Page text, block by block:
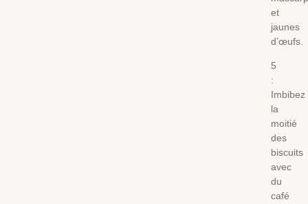
et
jaunes
d’œufs.
5
:
Imbibez
la
moitié
des
biscuits
avec
du
café